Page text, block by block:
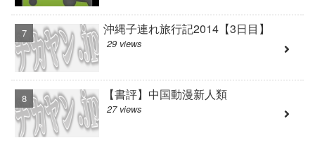
沖縄子連れ旅行記2014【3日目】
29 views
【書評】中国動漫新人類
27 views